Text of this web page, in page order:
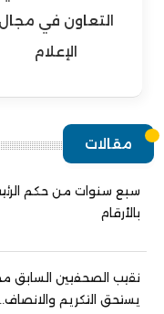
التعاون في مجال
الإعلام
مقالات
سبع سنوات من حكم
بالأرقام
نقيب الصحفيين السابق
يستحق التكريم والانصاف..